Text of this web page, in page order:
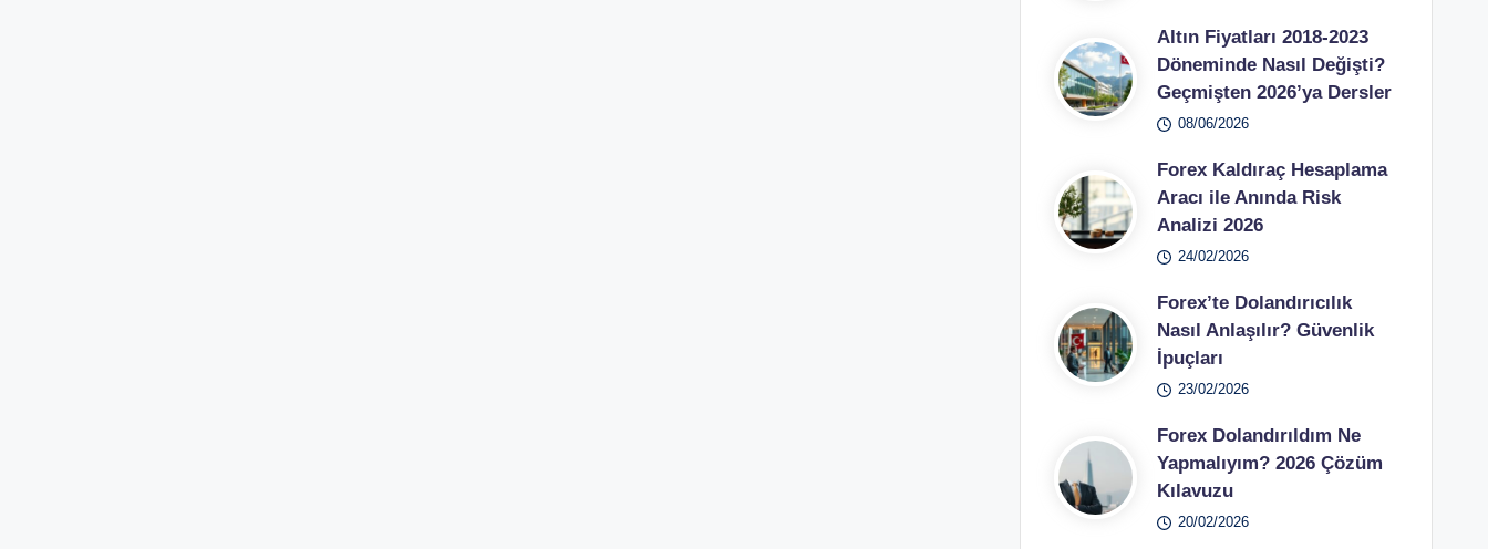
Altın Fiyatları 2018-2023
Döneminde Nasıl Değişti?
Geçmişten 2026’ya Dersler
08/06/2026
Forex Kaldıraç Hesaplama
Aracı ile Anında Risk
Analizi 2026
24/02/2026
Forex’te Dolandırıcılık
Nasıl Anlaşılır? Güvenlik
İpuçları
23/02/2026
Forex Dolandırıldım Ne
Yapmalıyım? 2026 Çözüm
Kılavuzu
20/02/2026